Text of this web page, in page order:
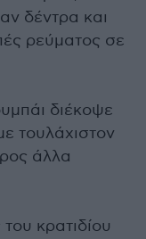
δέντρα και
ρεύματος σε
διέκοψε
τουλάχιστον
άλλα
κρατιδίου